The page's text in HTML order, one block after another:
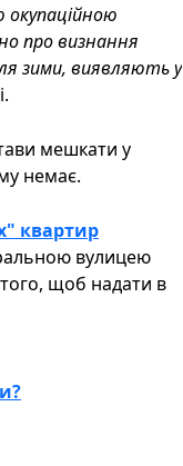
окупаційною
про визнання
зими, виявляють у
мешкати у
немає.
квартир
вулицею
того, щоб надати в